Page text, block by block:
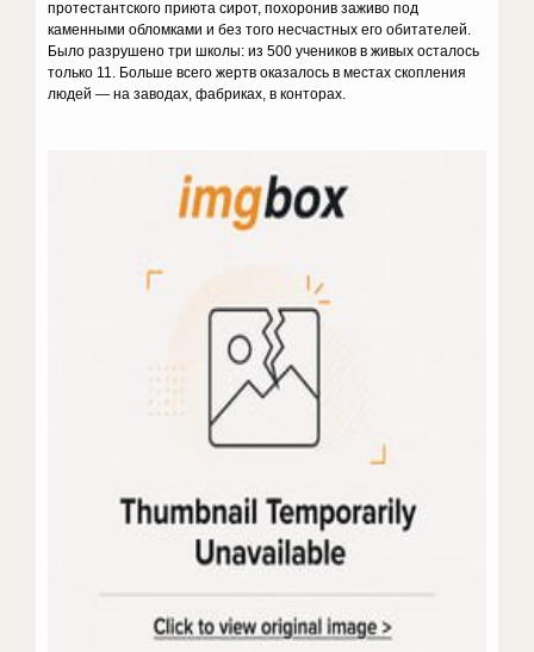
протестантского приюта сирот, похоронив заживо под
каменными обломками и без того несчастных его обитателей.
Было разрушено три школы: из 500 учеников в живых осталось
только 11. Больше всего жертв оказалось в местах скопления
людей — на заводах, фабриках, в конторах.